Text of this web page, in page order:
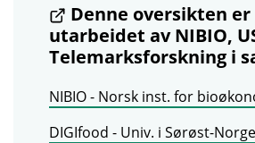
Denne oversikten er
utarbeidet av NIBIO,
Telemarksforskning i
NIBIO - Norsk inst. for
DIGIfood - Univ. i Sørøst-